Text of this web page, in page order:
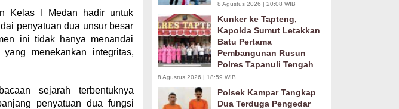
Kelas I Medan hadir untuk
penyatuan dua unsur besar
ini tidak hanya menandai
menekankan integritas,
sejarah terbentuknya
penyatuan dua fungsi
8 Agustus 2026 | 20:08 WIB
Kunker ke Tapteng,
Kapolda Sumut Letakkan
Batu Pertama
Pembangunan Rusun
Polres Tapanuli Tengah
8 Agustus 2026 | 18:59 WIB
Polsek Kampar Tangkap
Dua Terduga Pengedar